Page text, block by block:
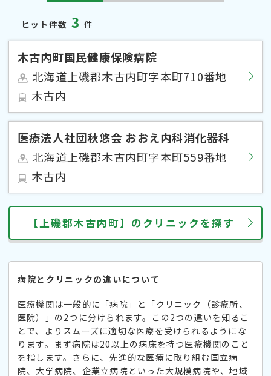
ヒット件数 3 件
木古内町国民健康保険病院
北海道上磯郡木古内町字本町710番地
木古内
医療法人社団秋悠会 おおえ内科消化器科
北海道上磯郡木古内町字本町559番地
木古内
【上磯郡木古内町】のクリニックを探す
病院とクリニックの違いについて
医療機関は一般的に「病院」と「クリニック（診療所、
医院）」の2つに分けられます。この2つの違いを知るこ
とで、よりスムーズに適切な医療を受けられるようにな
ります。まず病院は20以上の病床を持つ医療機関のこと
を指します。さらに、先進的な医療に取り組む国立病
院、大学病院、企業立病院といった大規模病院や、地域